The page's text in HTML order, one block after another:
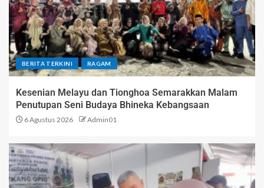
BERITA TERKINI RAGAM
Kesenian Melayu dan Tionghoa Semarakkan Malam
Penutupan Seni Budaya Bhineka Kebangsaan
6 Agustus 2026 Admin01